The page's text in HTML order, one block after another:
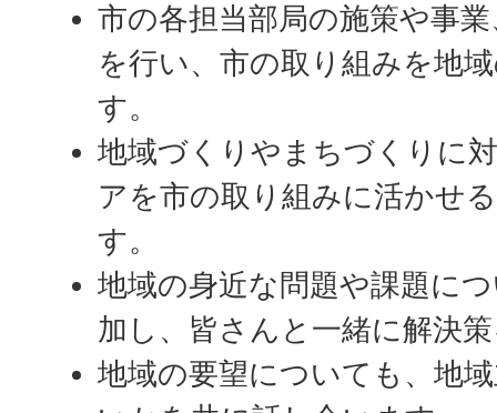
市の各担当部局の施策や事
を行い、市の取り組みを地
す。
地域づくりやまちづくりに
アを市の取り組みに活かせ
す。
地域の身近な問題や課題に
加し、皆さんと一緒に解決
地域の要望についても、地